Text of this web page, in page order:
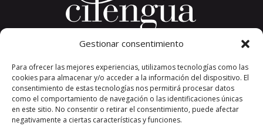
Gestionar consentimiento
Para ofrecer las mejores experiencias, utilizamos tecnologías como las
cookies para almacenar y/o acceder a la información del dispositivo. El
consentimiento de estas tecnologías nos permitirá procesar datos
como el comportamiento de navegación o las identificaciones únicas
en este sitio. No consentir o retirar el consentimiento, puede afectar
negativamente a ciertas características y funciones.
26326 San Millán de la Cogolla
La Rioja. España.
Teléfono: +34 941 373 389
cilengua@cilengua.es